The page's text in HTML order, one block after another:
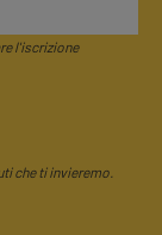
l'iscrizione
che ti invieremo.